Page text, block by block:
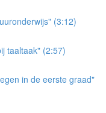
(3:12)
taaltaak" (2:57)
in de eerste graad"